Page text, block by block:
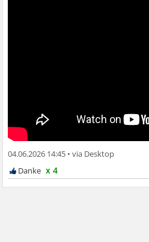
04.06.2026 14:45 •
x 4